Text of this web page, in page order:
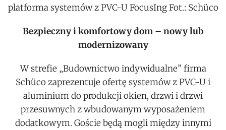
platforma systemów z PVC-U FocusIng Fot.: Schüco
Bezpieczny i komfortowy dom – nowy lub
modernizowany
W strefie „Budownictwo indywidualne” firma
Schüco zaprezentuje ofertę systemów z PVC-U i
aluminium do produkcji okien, drzwi i drzwi
przesuwnych z wbudowanym wyposażeniem
dodatkowym. Goście będą mogli między innymi